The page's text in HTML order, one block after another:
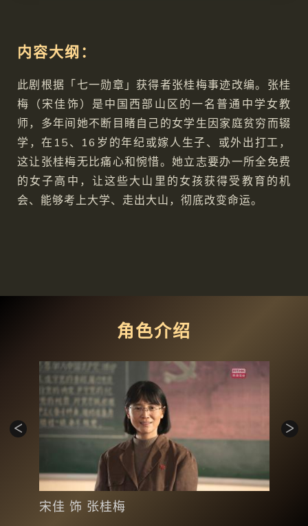
内容大纲：
此剧根据「七一勋章」获得者张桂梅事迹改编。张桂
梅（宋佳饰）是中国西部山区的一名普通中学女教
师，多年间她不断目睹自己的女学生因家庭贫穷而辍
学，在15、16岁的年纪或嫁人生子、或外出打工，
这让张桂梅无比痛心和惋惜。她立志要办一所全免费
的女子高中，让这些大山里的女孩获得受教育的机
会、能够考上大学、走出大山，彻底改变命运。
角色介绍
宋佳 饰 张桂梅